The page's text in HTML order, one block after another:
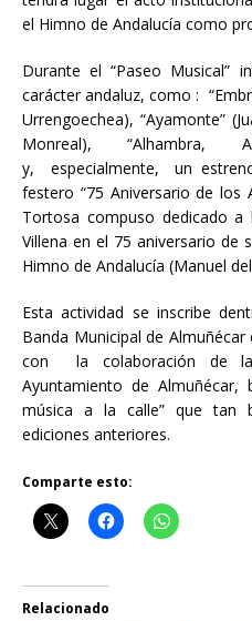
el Himno de Andalucía como
Durante el “Paseo Musical”
carácter andaluz, como :
Urrengoechea), “Ayamonte”
Monreal), “Alhambra,
y, especialmente, un
festero “75 Aniversario de los
Tortosa compuso dedicado a
Villena en el 75 aniversario de
Himno de Andalucía (Manuel
Esta actividad se inscribe
Banda Municipal de
con la colaboración de la
Ayuntamiento de
música a la calle” que tan
ediciones anteriores.
Comparte esto:
Relacionado